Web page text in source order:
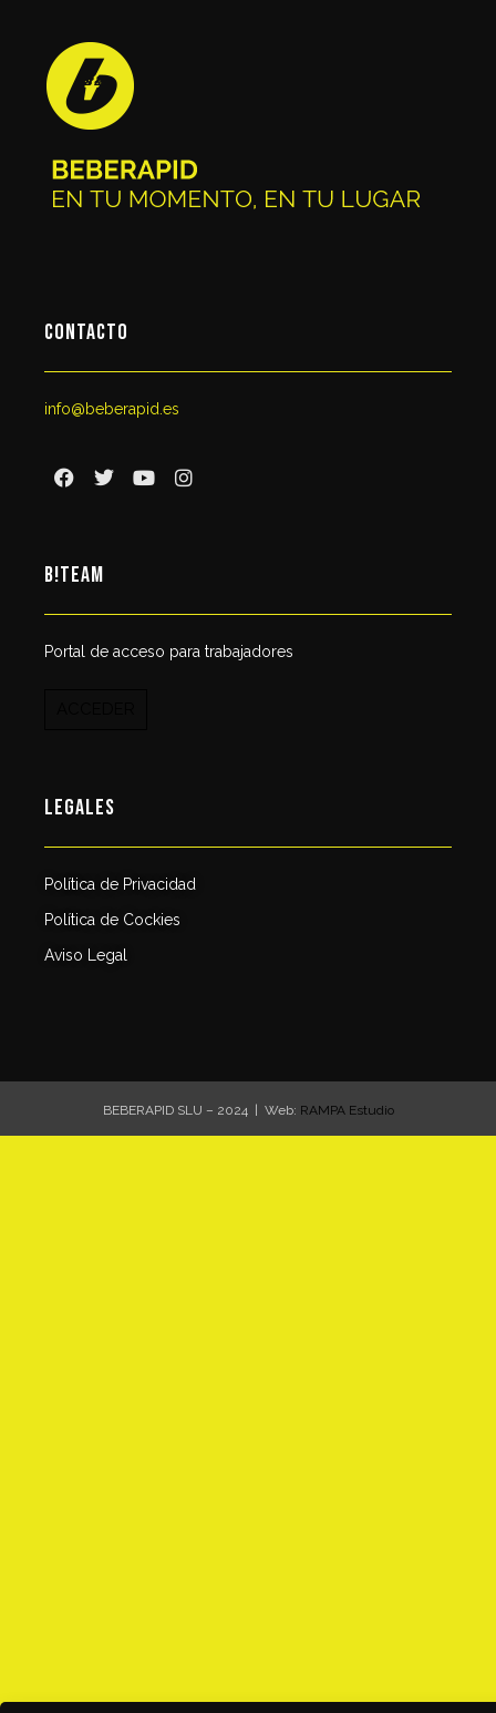
CONTACTO
info@beberapid.es
B!TEAM
Portal de acceso para trabajadores
LEGALES
Política de Privacidad
Política de Cockies
Aviso Legal
BEBERAPID SLU – 2024 | Web: RAMPA Estudio